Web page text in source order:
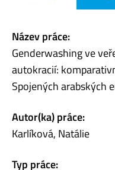
Název práce:
Genderwashing ve
autokracií:
Spojených arabských
Autor(ka) práce:
Karlíková, Natálie
Typ práce: